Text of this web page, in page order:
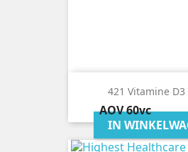
421 Vitamine D3
AOV60vc
IN